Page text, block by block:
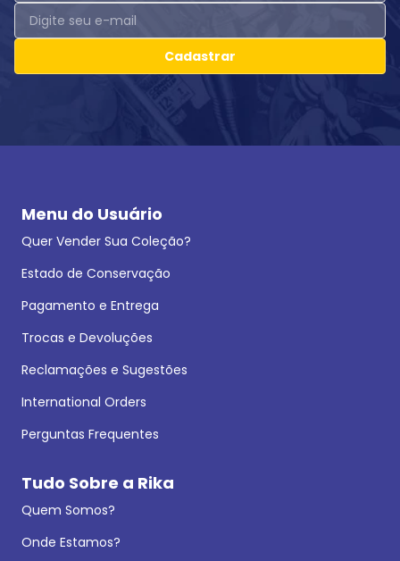
Cadastrar
Menu do Usuário
Quer Vender Sua Coleção?
Estado de Conservação
Pagamento e Entrega
Trocas e Devoluções
Reclamações e Sugestões
International Orders
Perguntas Frequentes
Tudo Sobre a Rika
Quem Somos?
Onde Estamos?